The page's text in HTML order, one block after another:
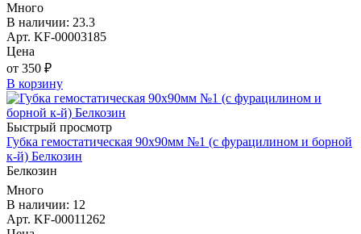
Много
В наличии: 23.3
Арт. KF-00003185
Цена
от 350 ₽
В корзину
Быстрый просмотр
Губка гемостатическая 90х90мм №1 (с фурацилином и борной
к-й) Белкозин
Белкозин
Много
В наличии: 12
Арт. KF-00011262